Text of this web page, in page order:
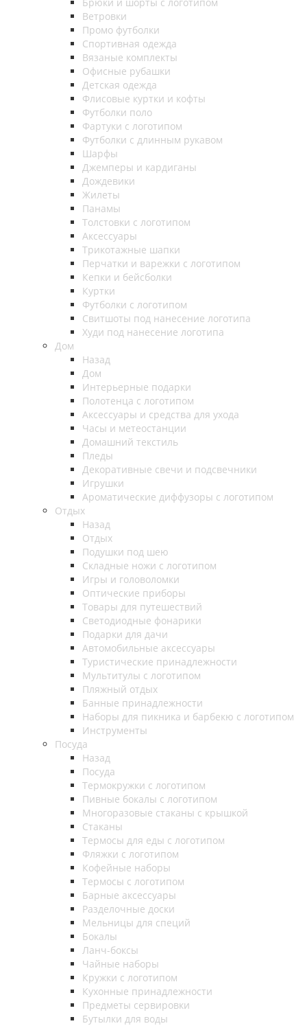
Ветровки
Промо футболки
Спортивная одежда
Вязаные комплекты
Офисные рубашки
Детская одежда
Флисовые куртки и кофты
Футболки поло
Фартуки с логотипом
Футболки с длинным рукавом
Шарфы
Джемперы и кардиганы
Дождевики
Жилеты
Панамы
Толстовки с логотипом
Аксессуары
Трикотажные шапки
Перчатки и варежки с логотипом
Кепки и бейсболки
Куртки
Футболки с логотипом
Свитшоты под нанесение логотипа
Худи под нанесение логотипа
Дом
Назад
Дом
Интерьерные подарки
Полотенца с логотипом
Аксессуары и средства для ухода
Часы и метеостанции
Домашний текстиль
Пледы
Декоративные свечи и подсвечники
Игрушки
Ароматические диффузоры с логотипом
Отдых
Назад
Отдых
Подушки под шею
Складные ножи с логотипом
Игры и головоломки
Оптические приборы
Товары для путешествий
Светодиодные фонарики
Подарки для дачи
Автомобильные аксессуары
Туристические принадлежности
Мультитулы с логотипом
Пляжный отдых
Банные принадлежности
Наборы для пикника и барбекю с логотипом
Инструменты
Посуда
Назад
Посуда
Термокружки с логотипом
Пивные бокалы с логотипом
Многоразовые стаканы с крышкой
Стаканы
Термосы для еды с логотипом
Фляжки с логотипом
Кофейные наборы
Термосы с логотипом
Барные аксессуары
Разделочные доски
Мельницы для специй
Бокалы
Ланч-боксы
Чайные наборы
Кружки с логотипом
Кухонные принадлежности
Предметы сервировки
Бутылки для воды